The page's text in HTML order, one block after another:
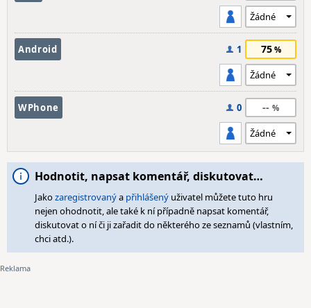
Android 1 75
WPhone 0 --
Hodnotit, napsat komentář, diskutovat…
Jakozaregistrovanýa přihlášený uživatel můžete tuto hru
nejen ohodnotit, ale také k ní případně napsat komentář,
diskutovat o ní či ji zařadit do některého ze seznamů (vlastním,
chci atd.).